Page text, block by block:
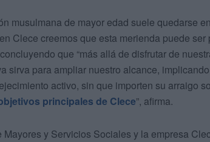
musulmana de mayor edad suele quedarse
Clece creemos que esta merienda puede ser
que “más allá de disfrutar de
sirva para ampliar nuestro alcance,
activo, sin que importen su arraigo
principales de Clece”, afirma.
Mayores y Servicios Sociales y la empresa